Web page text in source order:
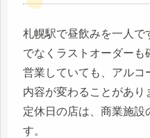
札幌駅で昼飲みを一人で
でなくラストオーダーも
営業していても、アルコ
内容が変わることがあり
定休日の店は、商業施
す。